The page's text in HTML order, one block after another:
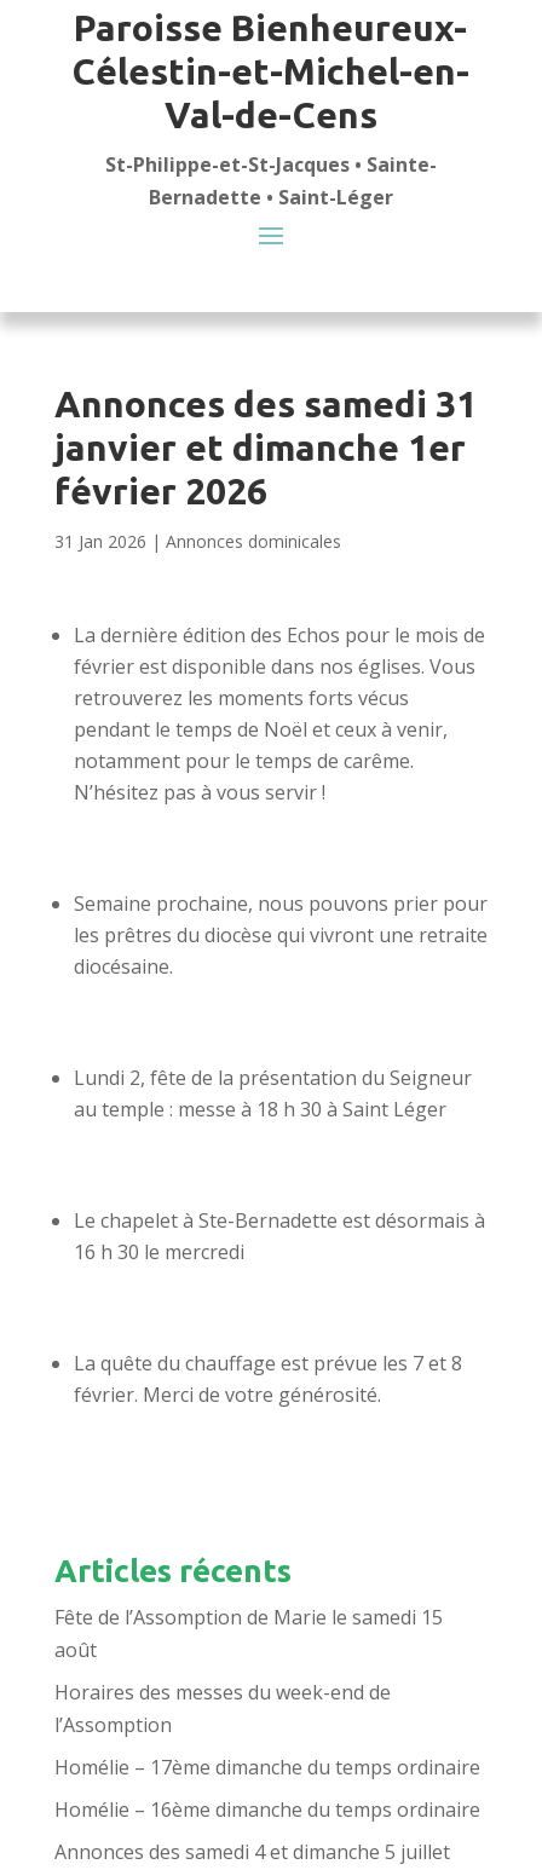
Paroisse Bienheureux-
Célestin-et-Michel-en-
Val-de-Cens
St-Philippe-et-St-Jacques • Sainte-
Bernadette • Saint-Léger
Annonces des samedi 31
janvier et dimanche 1er
février 2026
31 Jan 2026 | Annonces dominicales
La dernière édition des Echos pour le mois de
février est disponible dans nos églises. Vous
retrouverez les moments forts vécus
pendant le temps de Noël et ceux à venir,
notamment pour le temps de carême.
N’hésitez pas à vous servir !
Semaine prochaine, nous pouvons prier pour
les prêtres du diocèse qui vivront une retraite
diocésaine.
Lundi 2, fête de la présentation du Seigneur
au temple : messe à 18 h 30 à Saint Léger
Le chapelet à Ste-Bernadette est désormais à
16 h 30 le mercredi
La quête du chauffage est prévue les 7 et 8
février. Merci de votre générosité.
Articles récents
Fête de l’Assomption de Marie le samedi 15
août
Horaires des messes du week-end de
l’Assomption
Homélie – 17ème dimanche du temps ordinaire
Homélie – 16ème dimanche du temps ordinaire
Annonces des samedi 4 et dimanche 5 juillet